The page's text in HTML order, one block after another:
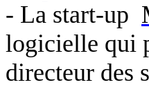
- La start-up
logicielle qui
directeur des